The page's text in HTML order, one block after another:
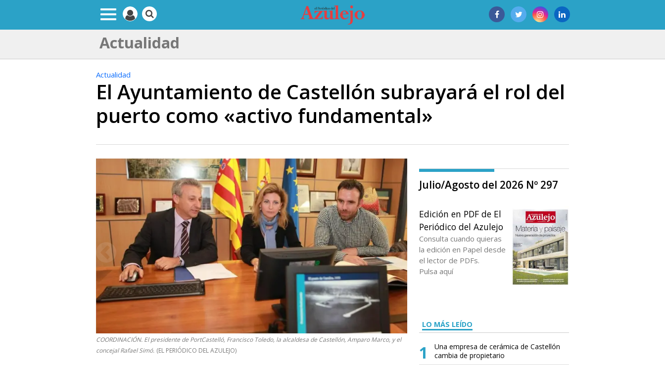
Actualidad
Actualidad
El Ayuntamiento de Castellón subrayará el rol del
puerto como «activo fundamental»
COORDINACIÓN. El presidente de PortCastelló, Francisco Toledo, la alcaldesa de Castellón, Amparo Marco, y el
concejal Rafael Simó. (EL PERIÓDICO DEL AZULEJO)
Julio/Agosto del 2026 Nº 297
Edición en PDF de El
Periódico del Azulejo
Consulta cuando quieras
la edición en Papel desde
el lector de PDFs.
Pulsa aquí
LO MÁS LEÍDO
1
Una empresa de cerámica de Castellón
cambia de propietario